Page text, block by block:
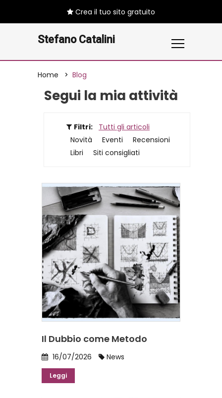
Crea il tuo sito gratuito
Stefano Catalini
Home Blog
Segui la mia attività
Filtri:
Tutti gli articoli
Novità
Eventi
Recensioni
Libri
Siti consigliati
Il Dubbio come Metodo
16/07/2026 News
Leggi